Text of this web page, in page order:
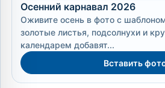
Осенний карнавал 2026
Оживите осень в фото с
золотые листья, подсолнухи и
календарем добавят...
Вставить